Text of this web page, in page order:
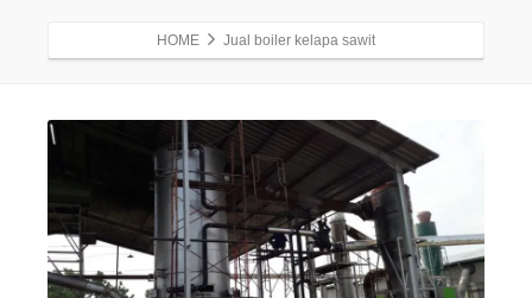
HOME Jual boiler kelapa sawit